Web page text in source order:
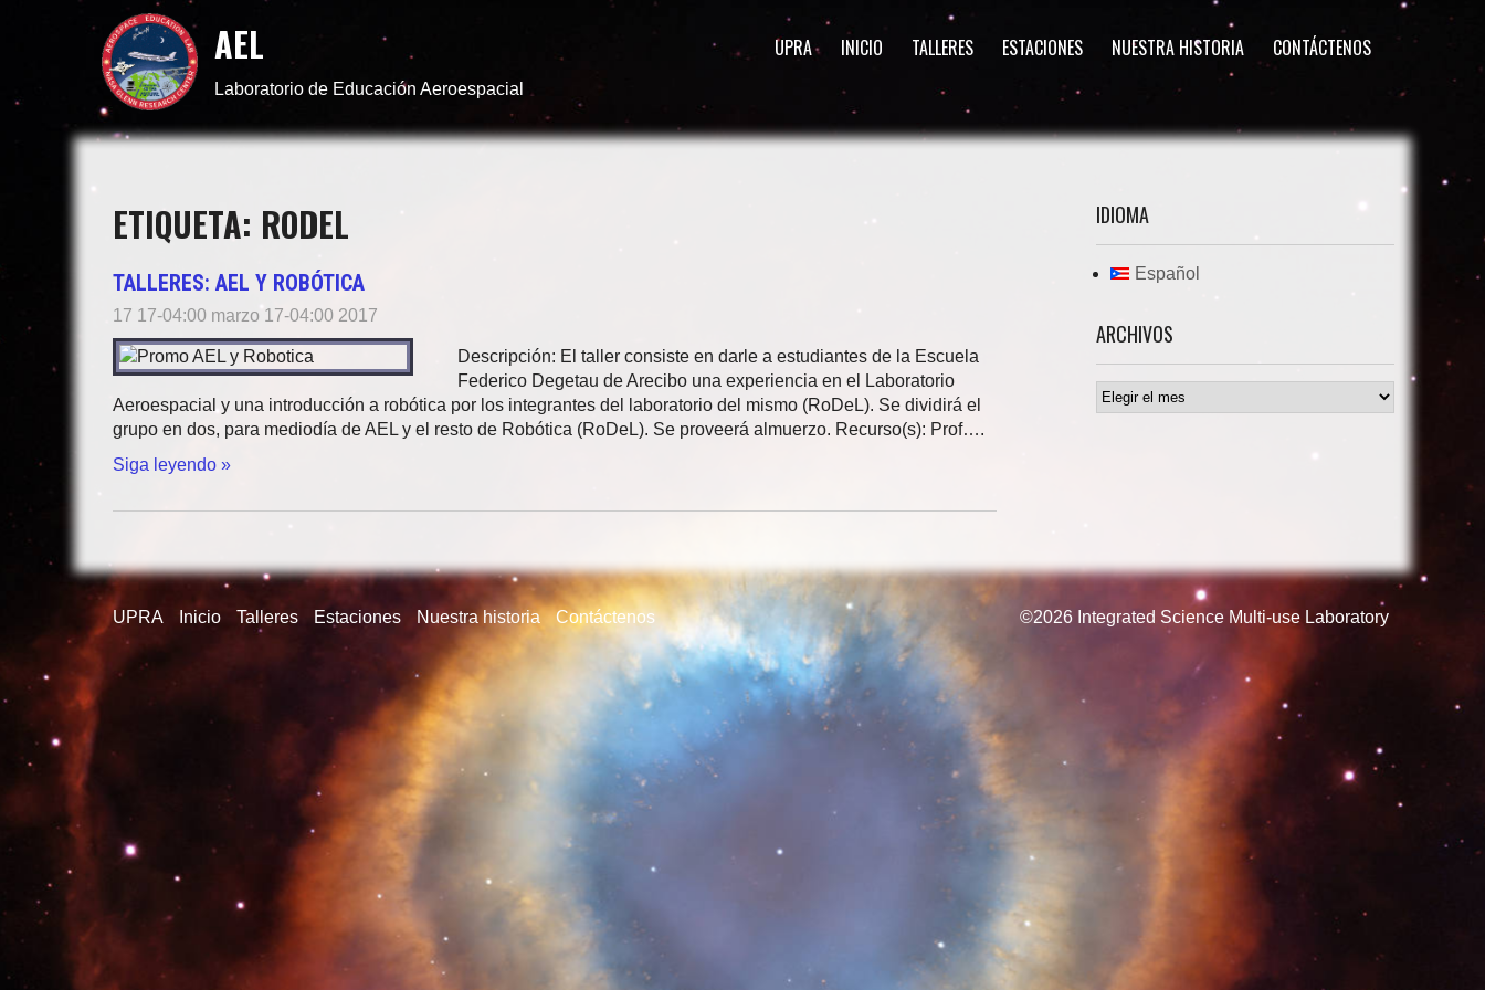
AEL
Laboratorio de Educación Aeroespacial
UPRA INICIO TALLERES ESTACIONES NUESTRA HISTORIA CONTÁCTENOS
ETIQUETA: RODEL
TALLERES: AEL Y ROBÓTICA
17 17-04:00 marzo 17-04:00 2017
Descripción: El taller consiste en darle a estudiantes de la Escuela
Federico Degetau de Arecibo una experiencia en el Laboratorio
Aeroespacial y una introducción a robótica por los integrantes del laboratorio del mismo (RoDeL). Se dividirá el
grupo en dos, para mediodía de AEL y el resto de Robótica (RoDeL). Se proveerá almuerzo. Recurso(s): Prof….
Siga leyendo »
IDIOMA
Español
ARCHIVOS
Archivos
UPRA Inicio Talleres Estaciones Nuestra historia Contáctenos ©2026 Integrated Science Multi-use Laboratory